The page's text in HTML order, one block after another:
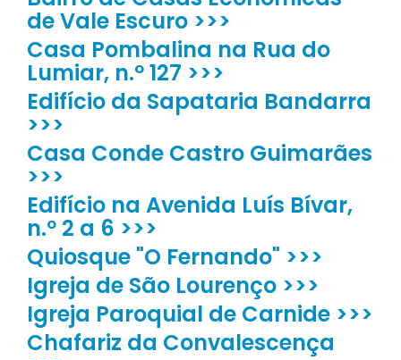
de Vale Escuro >>>
Casa Pombalina na Rua do
Lumiar, n.º 127 >>>
Edifício da Sapataria Bandarra
>>>
Casa Conde Castro Guimarães
>>>
Edifício na Avenida Luís Bívar,
n.º 2 a 6 >>>
Quiosque "O Fernando" >>>
Igreja de São Lourenço >>>
Igreja Paroquial de Carnide >>>
Chafariz da Convalescença